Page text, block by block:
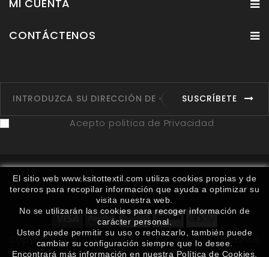
MI CUENTA
CONTÁCTENOS
El sitio web www.ksitottextil.com utiliza cookies propias y de
terceros para recopilar información que ayuda a optimizar su
visita nuestra web.
No se utilizarán las cookies para recoger información de
carácter personal.
Usted puede permitir su uso o rechazarlo, también puede
cambiar su configuración siempre que lo desee.
Encontrará más información en nuestra Política de Cookies.
SUSCRÍBETE
Acepto politica de Privacidad
Fabricantes Proveedores Ruta
Contáctenos
Mapa del sitio
Copyright © 2020 KSI Tot Textil. Reservados todos los
derechos.